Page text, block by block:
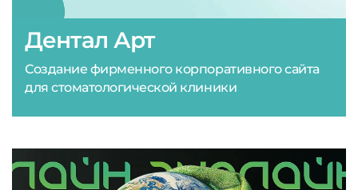
Дентал Арт
Создание фирменного корпоративного сайта
для стоматологической клиники